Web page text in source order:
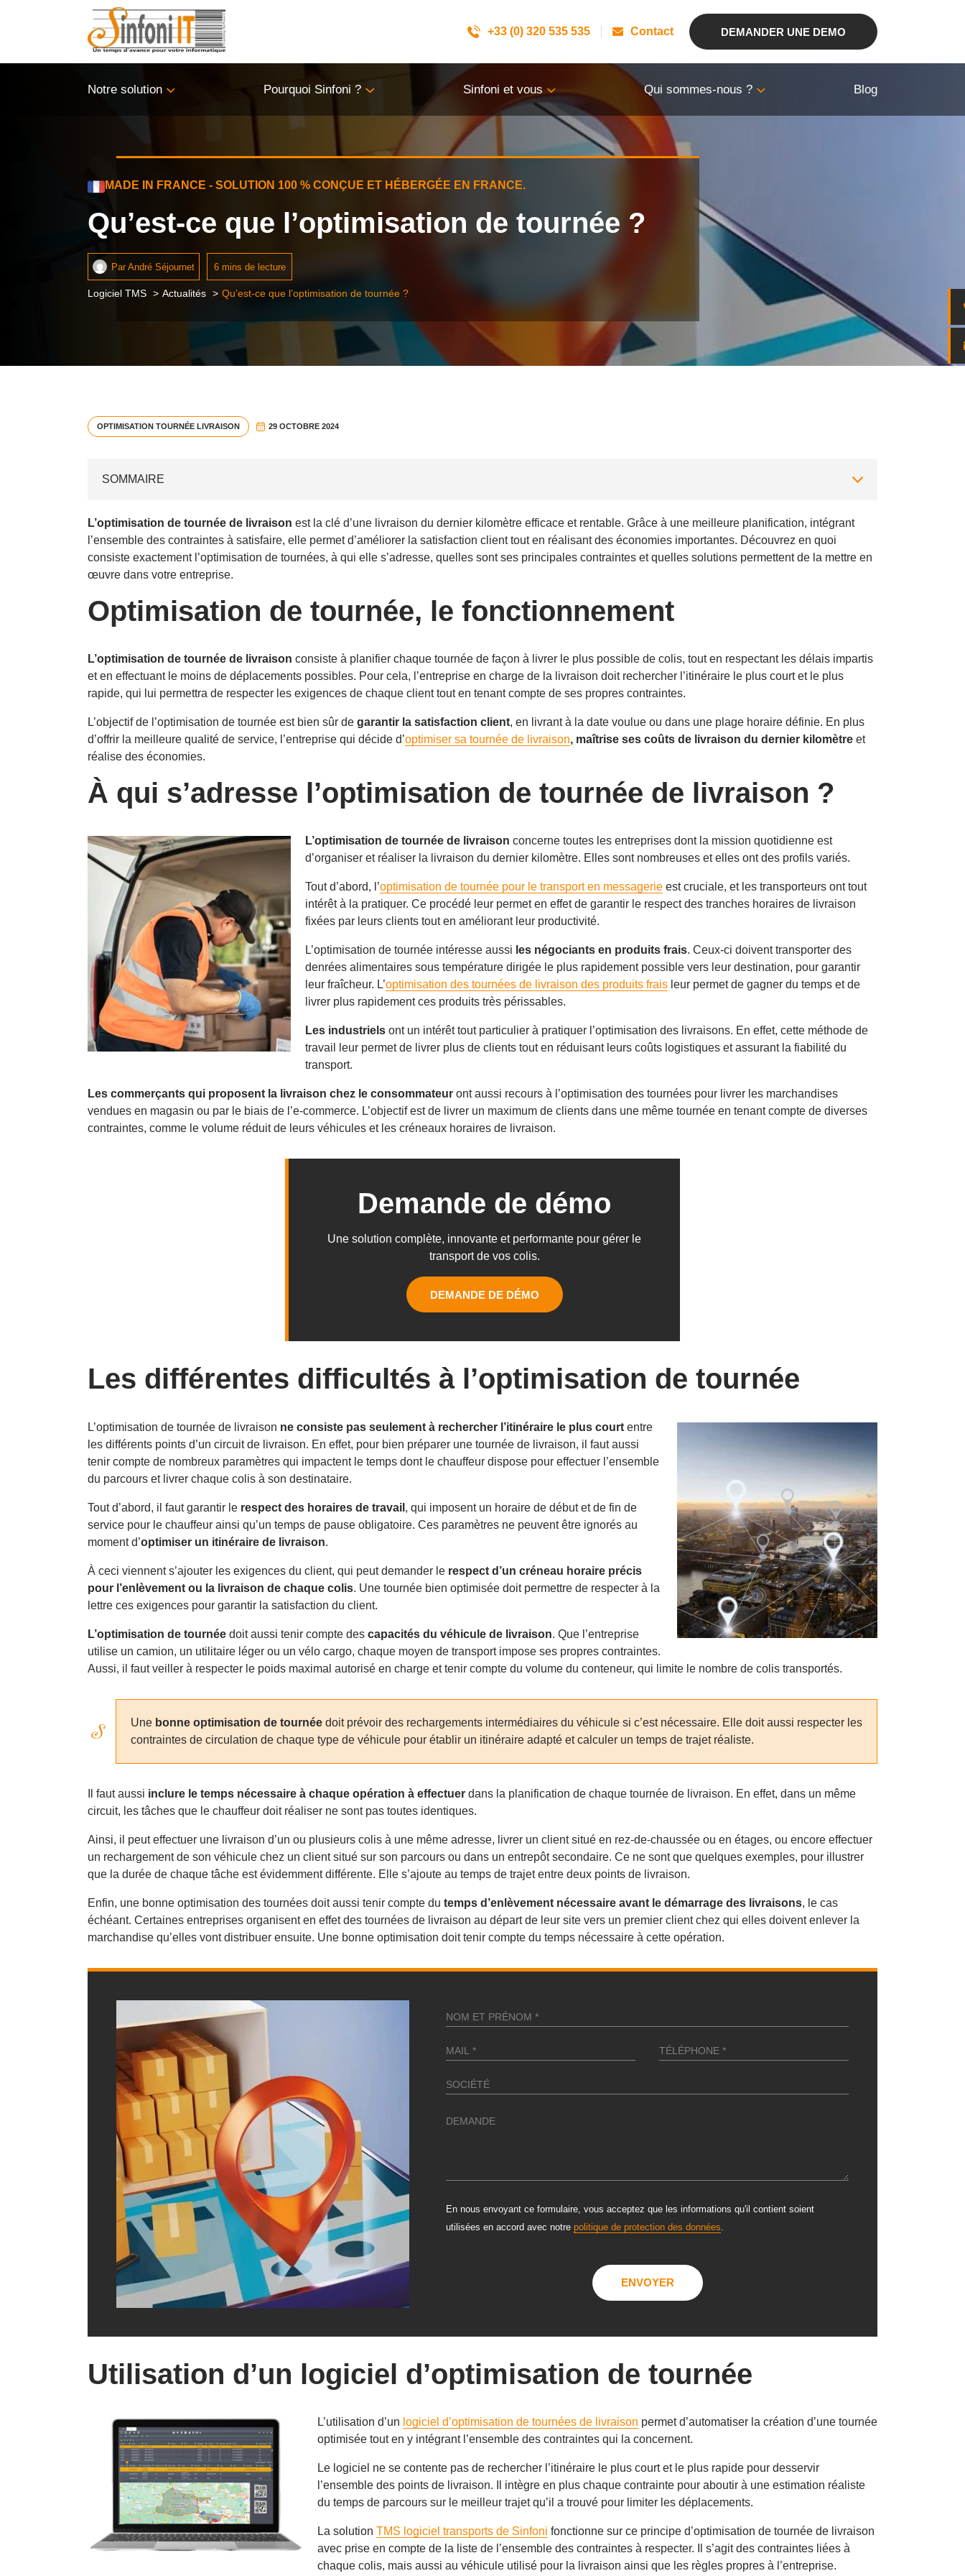
+33 (0) 320 535 535 Contact DEMANDER UNE DEMO
Notre solution Pourquoi Sinfoni ? Sinfoni et vous Qui sommes-nous ? Blog
MADE IN FRANCE - SOLUTION 100 % CONÇUE ET HÉBERGÉE EN FRANCE.
Qu’est-ce que l’optimisation de tournée ?
Par André Séjournet 6 mins de lecture
Logiciel TMS Actualités Qu’est-ce que l’optimisation de tournée ?
OPTIMISATION TOURNÉE LIVRAISON 29 OCTOBRE 2024
SOMMAIRE
À qui s’adresse l’optimisation de tournée de livraison ?
Les différentes difficultés à l’optimisation de tournée
Utilisation d’un logiciel d’optimisation de tournée
L’optimisation de tournée de livraison est la clé d’une livraison du dernier kilomètre efficace et rentable. Grâce à une meilleure planification, intégrant
l’ensemble des contraintes à satisfaire, elle permet d’améliorer la satisfaction client tout en réalisant des économies importantes. Découvrez en quoi
consiste exactement l’optimisation de tournées, à qui elle s’adresse, quelles sont ses principales contraintes et quelles solutions permettent de la mettre en
œuvre dans votre entreprise.
Optimisation de tournée, le fonctionnement
L’optimisation de tournée de livraison consiste à planifier chaque tournée de façon à livrer le plus possible de colis, tout en respectant les délais impartis
et en effectuant le moins de déplacements possibles. Pour cela, l’entreprise en charge de la livraison doit rechercher l’itinéraire le plus court et le plus
rapide, qui lui permettra de respecter les exigences de chaque client tout en tenant compte de ses propres contraintes.
L’objectif de l’optimisation de tournée est bien sûr de garantir la satisfaction client, en livrant à la date voulue ou dans une plage horaire définie. En plus
d’offrir la meilleure qualité de service, l’entreprise qui décide d’optimiser sa tournée de livraison, maîtrise ses coûts de livraison du dernier kilomètre et
réalise des économies.
À qui s’adresse l’optimisation de tournée de livraison ?
L’optimisation de tournée de livraison concerne toutes les entreprises dont la mission quotidienne est
d’organiser et réaliser la livraison du dernier kilomètre. Elles sont nombreuses et elles ont des profils variés.
Tout d’abord, l’optimisation de tournée pour le transport en messagerie est cruciale, et les transporteurs ont tout
intérêt à la pratiquer. Ce procédé leur permet en effet de garantir le respect des tranches horaires de livraison
fixées par leurs clients tout en améliorant leur productivité.
L’optimisation de tournée intéresse aussi les négociants en produits frais. Ceux-ci doivent transporter des
denrées alimentaires sous température dirigée le plus rapidement possible vers leur destination, pour garantir
leur fraîcheur. L’optimisation des tournées de livraison des produits frais leur permet de gagner du temps et de
livrer plus rapidement ces produits très périssables.
Les industriels ont un intérêt tout particulier à pratiquer l’optimisation des livraisons. En effet, cette méthode de
travail leur permet de livrer plus de clients tout en réduisant leurs coûts logistiques et assurant la fiabilité du
transport.
Les commerçants qui proposent la livraison chez le consommateur ont aussi recours à l’optimisation des tournées pour livrer les marchandises
vendues en magasin ou par le biais de l’e-commerce. L’objectif est de livrer un maximum de clients dans une même tournée en tenant compte de diverses
contraintes, comme le volume réduit de leurs véhicules et les créneaux horaires de livraison.
Demande de démo
Une solution complète, innovante et performante pour gérer le
transport de vos colis.
DEMANDE DE DÉMO
Les différentes difficultés à l’optimisation de tournée
L’optimisation de tournée de livraison ne consiste pas seulement à rechercher l’itinéraire le plus court entre
les différents points d’un circuit de livraison. En effet, pour bien préparer une tournée de livraison, il faut aussi
tenir compte de nombreux paramètres qui impactent le temps dont le chauffeur dispose pour effectuer l’ensemble
du parcours et livrer chaque colis à son destinataire.
Tout d’abord, il faut garantir le respect des horaires de travail , qui imposent un horaire de début et de fin de
service pour le chauffeur ainsi qu’un temps de pause obligatoire. Ces paramètres ne peuvent être ignorés au
moment d’optimiser un itinéraire de livraison.
À ceci viennent s’ajouter les exigences du client, qui peut demander le respect d’un créneau horaire précis
pour l’enlèvement ou la livraison de chaque colis. Une tournée bien optimisée doit permettre de respecter à la
lettre ces exigences pour garantir la satisfaction du client.
L’optimisation de tournée doit aussi tenir compte des capacités du véhicule de livraison. Que l’entreprise
utilise un camion, un utilitaire léger ou un vélo cargo, chaque moyen de transport impose ses propres contraintes.
Aussi, il faut veiller à respecter le poids maximal autorisé en charge et tenir compte du volume du conteneur, qui limite le nombre de colis transportés.
Une bonne optimisation de tournée doit prévoir des rechargements intermédiaires du véhicule si c’est nécessaire. Elle doit aussi respecter les
contraintes de circulation de chaque type de véhicule pour établir un itinéraire adapté et calculer un temps de trajet réaliste.
Il faut aussi inclure le temps nécessaire à chaque opération à effectuer dans la planification de chaque tournée de livraison. En effet, dans un même
circuit, les tâches que le chauffeur doit réaliser ne sont pas toutes identiques.
Ainsi, il peut effectuer une livraison d’un ou plusieurs colis à une même adresse, livrer un client situé en rez-de-chaussée ou en étages, ou encore effectuer
un rechargement de son véhicule chez un client situé sur son parcours ou dans un entrepôt secondaire. Ce ne sont que quelques exemples, pour illustrer
que la durée de chaque tâche est évidemment différente. Elle s’ajoute au temps de trajet entre deux points de livraison.
Enfin, une bonne optimisation des tournées doit aussi tenir compte du temps d’enlèvement nécessaire avant le démarrage des livraisons, le cas
échéant. Certaines entreprises organisent en effet des tournées de livraison au départ de leur site vers un premier client chez qui elles doivent enlever la
marchandise qu’elles vont distribuer ensuite. Une bonne optimisation doit tenir compte du temps nécessaire à cette opération.
En nous envoyant ce formulaire, vous acceptez que les informations qu'il contient soient
utilisées en accord avec notre politique de protection des données
Utilisation d’un logiciel d’optimisation de tournée
L’utilisation d’un logiciel d’optimisation de tournées de livraison permet d’automatiser la création d’une tournée
optimisée tout en y intégrant l’ensemble des contraintes qui la concernent.
Le logiciel ne se contente pas de rechercher l’itinéraire le plus court et le plus rapide pour desservir
l’ensemble des points de livraison. Il intègre en plus chaque contrainte pour aboutir à une estimation réaliste
du temps de parcours sur le meilleur trajet qu’il a trouvé pour limiter les déplacements.
La solution TMS logiciel transports de Sinfoni fonctionne sur ce principe d’optimisation de tournée de livraison
avec prise en compte de la liste de l’ensemble des contraintes à respecter. Il s’agit des contraintes liées à
chaque colis, mais aussi au véhicule utilisé pour la livraison ainsi que les règles propres à l’entreprise.
Panneau de gestion des cookies